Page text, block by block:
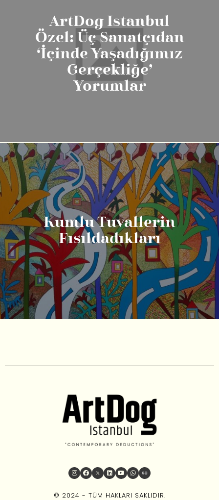
ArtDog Istanbul
Özel: Üç Sanatçıdan
‘İçinde Yaşadığımız
Gerçekliğe’
Yorumlar
Kumlu Tuvallerin
Fısıldadıkları
© 2024 - TÜM HAKLARI SAKLIDIR.